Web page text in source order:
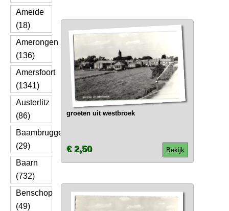
Ameide
(18)
Amerongen
(136)
Amersfoort
(1341)
Austerlitz
(86)
Baambrugge
(29)
Baarn
(732)
Benschop
(49)
groeten uit westbroek
Bekijk
€ 2,50